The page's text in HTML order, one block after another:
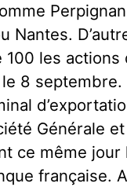
Nantes.
100 les
8
Générale
ce même
française.